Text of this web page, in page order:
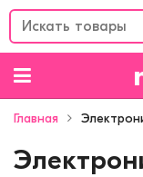
Главная